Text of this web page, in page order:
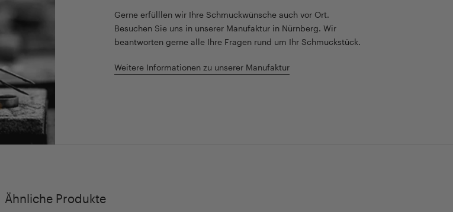
Gerne erfülllen wir Ihre Schmuckwünsche auch vor Ort.
Besuchen Sie uns in unserer Manufaktur in Nürnberg. Wir
beantworten gerne alle Ihre Fragen rund um Ihr Schmuckstück.
Weitere Informationen zu unserer Manufaktur
Ähnliche Produkte